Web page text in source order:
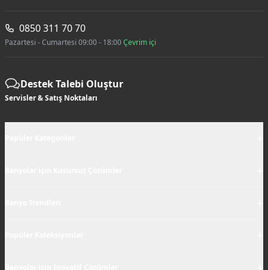
0850 311 70 70
Pazartesi - Cumartesi 09:00 - 18:00Çevrim içi
Destek Talebi Oluştur
Servisler & Satış Noktaları